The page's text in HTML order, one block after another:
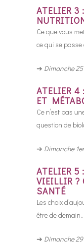
ATELIER 3
Ce que vous
ce qui se
➔ Dimanche
ATELIER
ET
Ce n’est pas
question de
➔ Dimanche
ATELIER 5
VIEILLIR ?
SANTÉ
Les choix
être de demain…
➔ Dimanche